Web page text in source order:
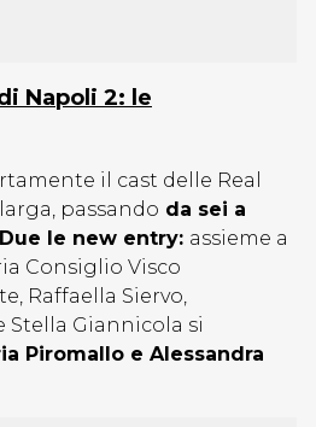
Napoli 2: le
il cast delle Real
passando da sei a
Due le new entry: assieme a
Consiglio Visco
Raffaella Siervo,
Stella Giannicola si
Piromallo e Alessandra